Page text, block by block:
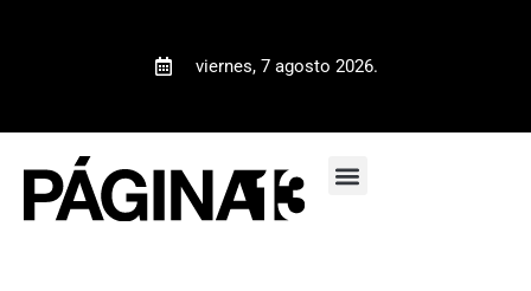
viernes, 7 agosto 2026.